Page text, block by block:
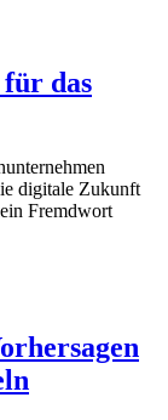
das
digitale Zukunft
Fremdwort